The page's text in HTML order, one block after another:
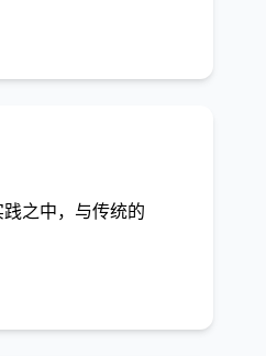
之中，与传统的